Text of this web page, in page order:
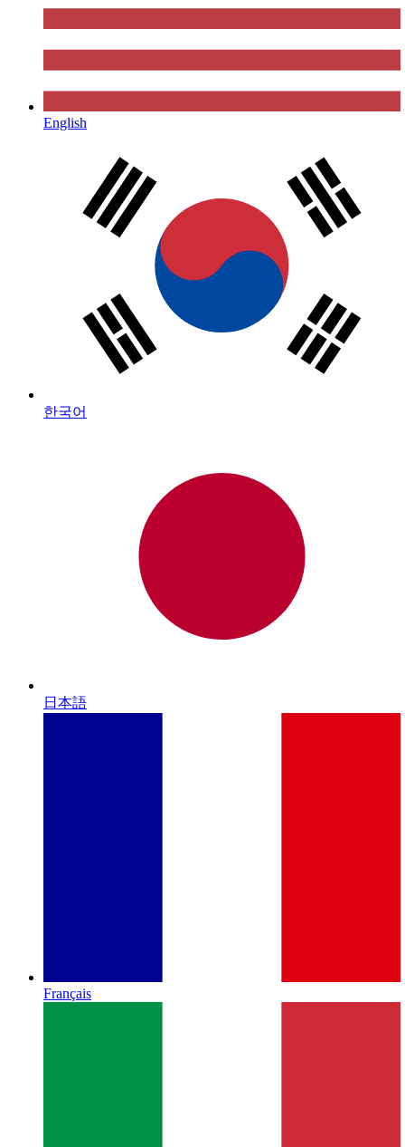
English
한국어
日本語
Français